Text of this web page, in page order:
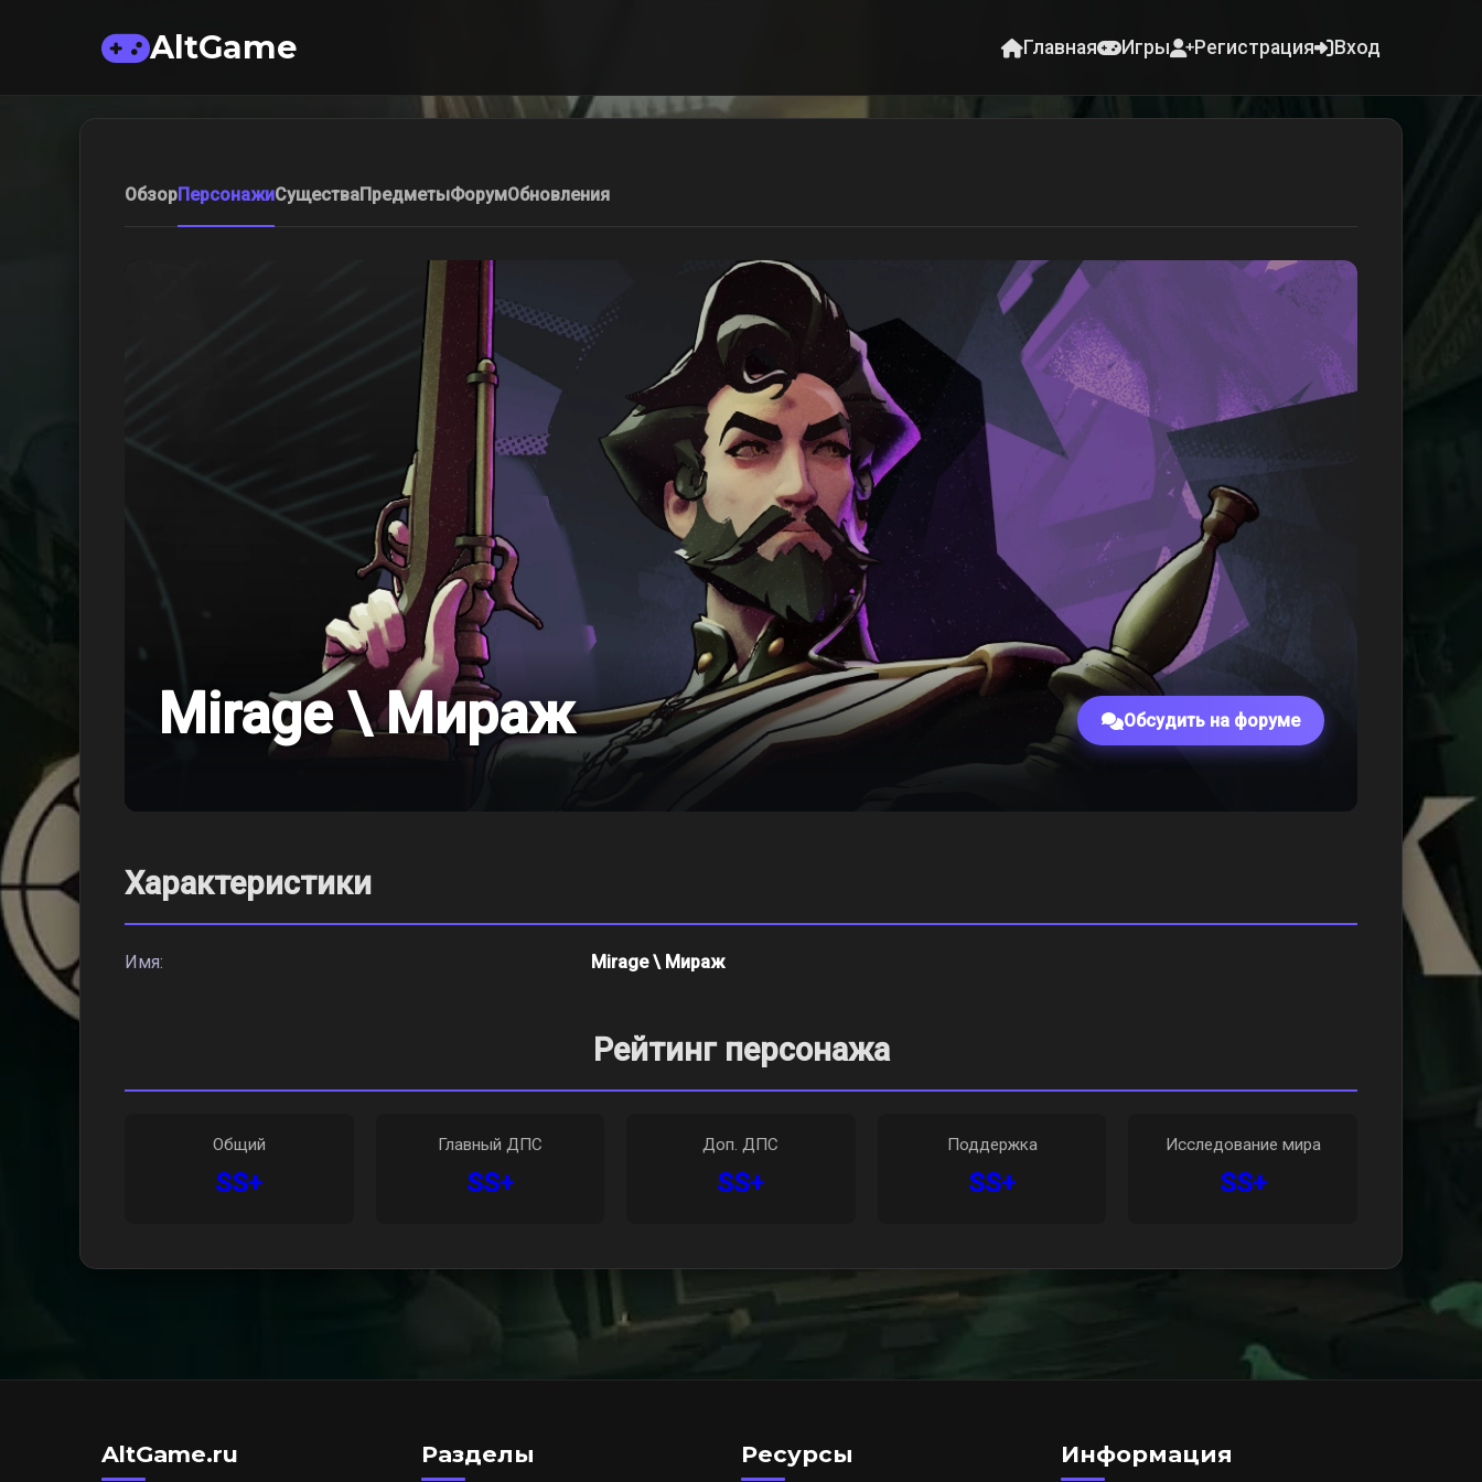
AltGame Главная Игры Регистрация Вход
ОбзорПерсонажиСуществаПредметыФорумОбновления
Mirage \ Мираж Обсудить на форуме
Характеристики
Имя: Mirage \ Мираж
Рейтинг персонажа
Общий
SS+
Главный ДПС
SS+
Доп. ДПС
SS+
Поддержка
SS+
Исследование мира
SS+
AltGame.ru Разделы Ресурсы Информация